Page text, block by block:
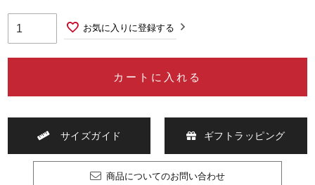
お気に入りに登録する
カートに入れる
サイズガイド ギフトラッピング
商品についてのお問い合わせ